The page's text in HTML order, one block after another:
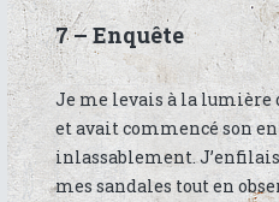
7 – Enquête
Je me levais à la lumière
et avait commencé son
inlassablement.
mes sandales tout en